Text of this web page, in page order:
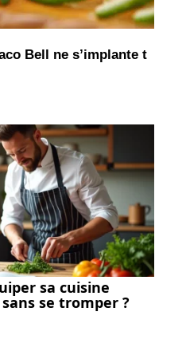
Bell ne s’implante t
sa cuisine
se tromper ?